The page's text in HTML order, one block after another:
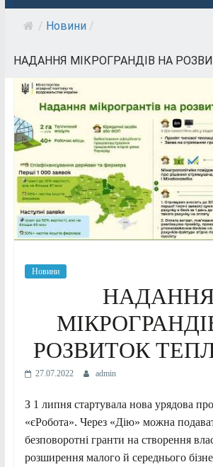
/ Новини /
НАДАННЯ МІКРОГРАНДІВ НА
Новини
РОЗВИТОК
27.07.2022 admin
З 1 липня стартувала нова урядова
«єРобота». Через «Дію» можна
безповоротні гранти на створення
розширення малого й середнього